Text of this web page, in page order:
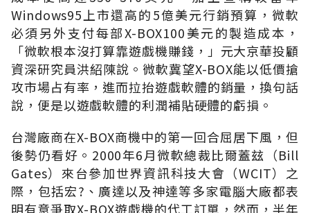
Windows95上市還高的5億美元行銷預算，微軟
必須另外支付每部X-BOX100美元的製造成本，
「微軟根本沒打算靠遊戲機賺錢，」元大京華投顧
資深研究員洪紹陳說。微軟冀望X-BOX能以低價搶
攻市場占有率，進而拉抬遊戲軟體的銷量，換句話
說，便是以遊戲軟體的利潤補貼硬體的虧損。
台灣廠商在X-BOX商機中的第一回合屈居下風，但
後勢仍看好。2000年6月微軟總裁比爾蓋玆（Bill
Gates）來台參加世界資訊科技大會（WCIT）之
際，包括宏?、廣達以及神達等多家電腦大廠都表
明有意爭取X-BOX遊戲機的代工訂單，然而，半年